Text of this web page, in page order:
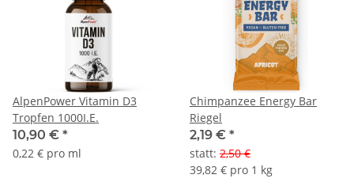
AlpenPower Vitamin D3
Tropfen 1000I.E.
10,90 € *
0,22 € pro ml
Chimpanzee Energy Bar
Riegel
2,19 € *
statt: 2,50 €
39,82 € pro 1 kg